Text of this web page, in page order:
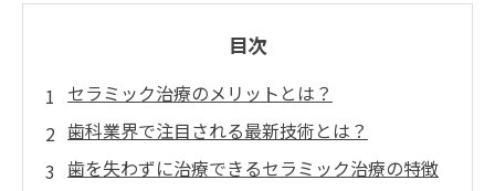
目次
セラミック治療のメリットとは？
歯科業界で注目される最新技術とは？
歯を失わずに治療できるセラミック治療の特徴